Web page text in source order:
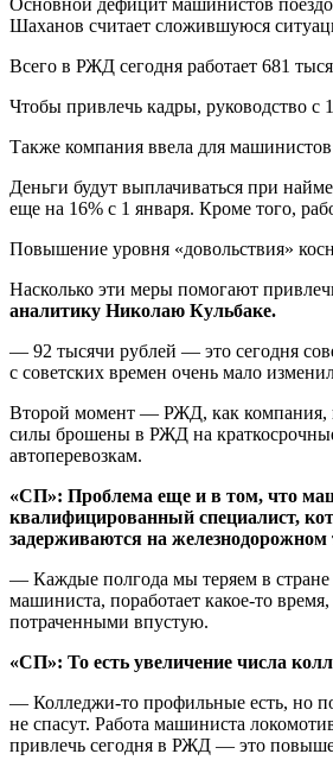
Шаханов считает сложившуюся
Всего в РЖД сегодня работает 681
Чтобы привлечь кадры, руководство
Также компания ввела для
Деньги будут выплачиваться при
еще на 16% с 1 января. Кроме того,
Повышение уровня «довольствия»
Насколько эти меры помогают
аналитику Николаю Кульбаке.
— 92 тысячи рублей — это сегодня
с советских времен очень мало
Второй момент — РЖД, как компания,
силы брошены в РЖД на
автоперевозкам.
«СП»: Проблема еще и в том, что
квалифицированный специалист,
задерживаются на железнодорожном
— Каждые полгода мы теряем в стране
машиниста, поработает какое-то
потраченными впустую.
«СП»: То есть увеличение числа
— Колледжи-то профильные есть, но
не спасут. Работа машиниста
привлечь сегодня в РЖД — это